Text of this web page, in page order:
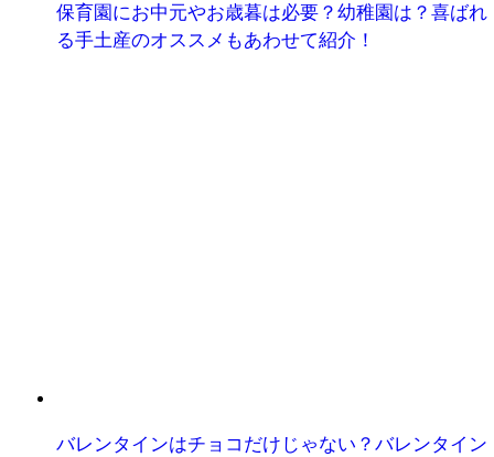
保育園にお中元やお歳暮は必要？幼稚園は？喜ばれ
る手土産のオススメもあわせて紹介！
バレンタインはチョコだけじゃない？バレンタイン